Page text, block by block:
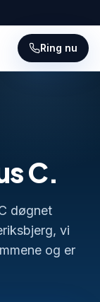
Ring nu
C.
døgnet
vi
og er